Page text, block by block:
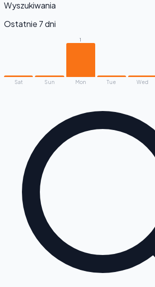
Wyszukiwania
Ostatnie 7 dni
1
Sat Sun Mon Tue Wed